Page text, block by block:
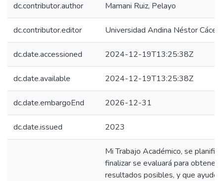
dc.contributor.author Mamani Ruiz, Pelayo
dc.contributor.editor Universidad Andina Néstor
dc.date.accessioned 2024-12-19T13:25:38Z
dc.date.available 2024-12-19T13:25:38Z
dc.date.embargoEnd 2026-12-31
dc.date.issued 2023
Mi Trabajo Académico, se
finalizar se evaluará para
resultados posibles, y que